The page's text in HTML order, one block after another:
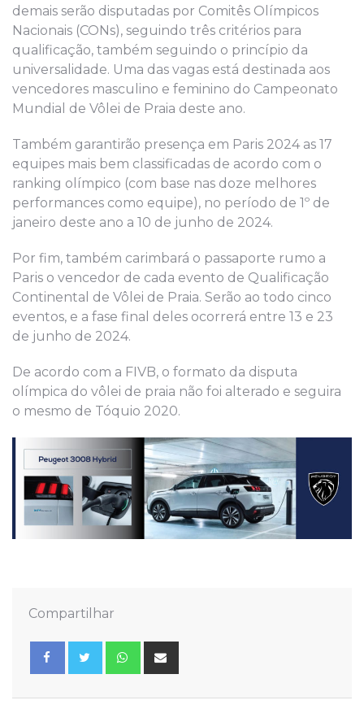
demais serão disputadas por Comitês Olímpicos
Nacionais (CONs), seguindo três critérios para
qualificação, também seguindo o princípio da
universalidade. Uma das vagas está destinada aos
vencedores masculino e feminino do Campeonato
Mundial de Vôlei de Praia deste ano.
Também garantirão presença em Paris 2024 as 17
equipes mais bem classificadas de acordo com o
ranking olímpico (com base nas doze melhores
performances como equipe), no período de 1º de
janeiro deste ano a 10 de junho de 2024.
Por fim, também carimbará o passaporte rumo a
Paris o vencedor de cada evento de Qualificação
Continental de Vôlei de Praia. Serão ao todo cinco
eventos, e a fase final deles ocorrerá entre 13 e 23
de junho de 2024.
De acordo com a FIVB, o formato da disputa
olímpica do vôlei de praia não foi alterado e seguira
o mesmo de Tóquio 2020.
Compartilhar
Whatsapp